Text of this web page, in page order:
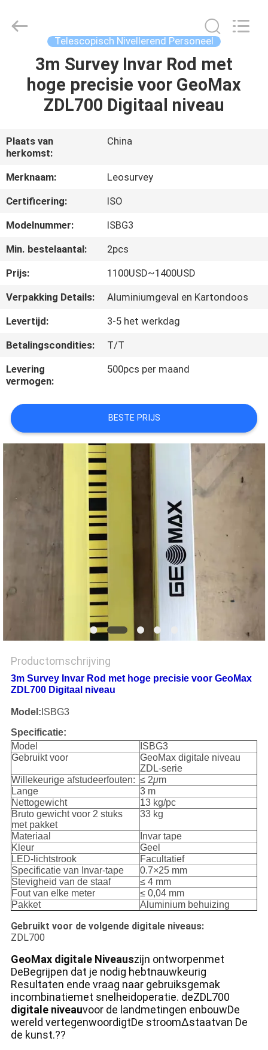
HUIS
PRODUCTEN
ONGEVEER
ONS
FABRIEKSREIS
CONTACTEER
ONS
OM
EEN
SITEMAP
PRIVACY
POLICY
Co.,Ltd.
Telescopisch Nivellerend Personeel
3m Survey Invar Rod met
hoge precisie voor GeoMax
ZDL700 Digitaal niveau
Plaats van
herkomst:
China
Merknaam:
Leosurvey
Certificering:
ISO
Modelnummer:
ISBG3
Min. bestelaantal:
2pcs
Prijs:
1100USD~1400USD
Verpakking Details:
Aluminiumgeval en Kartondoos
Levertijd:
3-5 het werkdag
Betalingscondities:
T/T
Levering
vermogen:
500pcs per maand
BESTE PRIJS
Productomschrijving
3m Survey Invar Rod met hoge precisie voor GeoMax
ZDL700 Digitaal niveau
Model: ISBG3
Specificatie:
Model
ISBG3
Gebruikt voor
GeoMax digitale niveau
ZDL-serie
Willekeurige afstudeerfouten: ≤ 2μm
Lange
3 m
Nettogewicht
13 kg/pc
Bruto gewicht voor 2 stuks
met pakket
33 kg
Materiaal
Invar tape
Kleur
Geel
LED-lichtstrook
Facultatief
Specificatie van Invar-tape
0.7×25 mm
Stevigheid van de staaf
≤ 4 mm
Fout van elke meter
≤ 0,04 mm
Pakket
Aluminium behuizing
Gebruikt voor de volgende digitale niveaus:
ZDL700
GeoMax digitale Niveauszijn ontworpenmet
DeBegrijpen dat je nodig hebtnauwkeurig
Resultaten ende vraag naar gebruiksgemak
incombinatiemet snelheidoperatie. deZDL700
digitale niveauvoor de landmetingen enbouwDe
wereld vertegenwoordigtDe stroom∆staatvan De
de kunst.??